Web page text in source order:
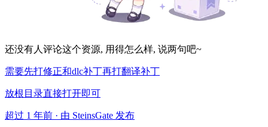
还没有人评论这个资源, 用得怎么样, 说两句吧~
需要先打修正和dlc补丁再打翻译补丁
放根目录直接打开即可
超过 1 年前 · 由 SteinsGate 发布